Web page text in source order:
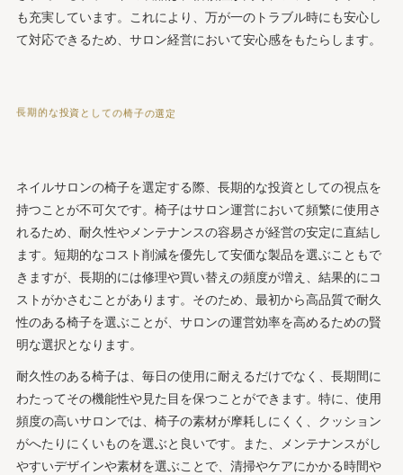
も充実しています。これにより、万が一のトラブル時にも安心し
て対応できるため、サロン経営において安心感をもたらします。
長期的な投資としての椅子の選定
ネイルサロンの椅子を選定する際、長期的な投資としての視点を
持つことが不可欠です。椅子はサロン運営において頻繁に使用さ
れるため、耐久性やメンテナンスの容易さが経営の安定に直結し
ます。短期的なコスト削減を優先して安価な製品を選ぶこともで
きますが、長期的には修理や買い替えの頻度が増え、結果的にコ
ストがかさむことがあります。そのため、最初から高品質で耐久
性のある椅子を選ぶことが、サロンの運営効率を高めるための賢
明な選択となります。
耐久性のある椅子は、毎日の使用に耐えるだけでなく、長期間に
わたってその機能性や見た目を保つことができます。特に、使用
頻度の高いサロンでは、椅子の素材が摩耗しにくく、クッション
がへたりにくいものを選ぶと良いです。また、メンテナンスがし
やすいデザインや素材を選ぶことで、清掃やケアにかかる時間や